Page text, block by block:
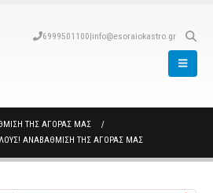
6999501100|info@esoraiokastro.gr
ΤΗΣ ΑΓΟΡΑΣ ΜΑΣ
ΑΝΑΒΑΘΜΙΣΗ ΤΗΣ ΑΓΟΡΑΣ ΜΑΣ